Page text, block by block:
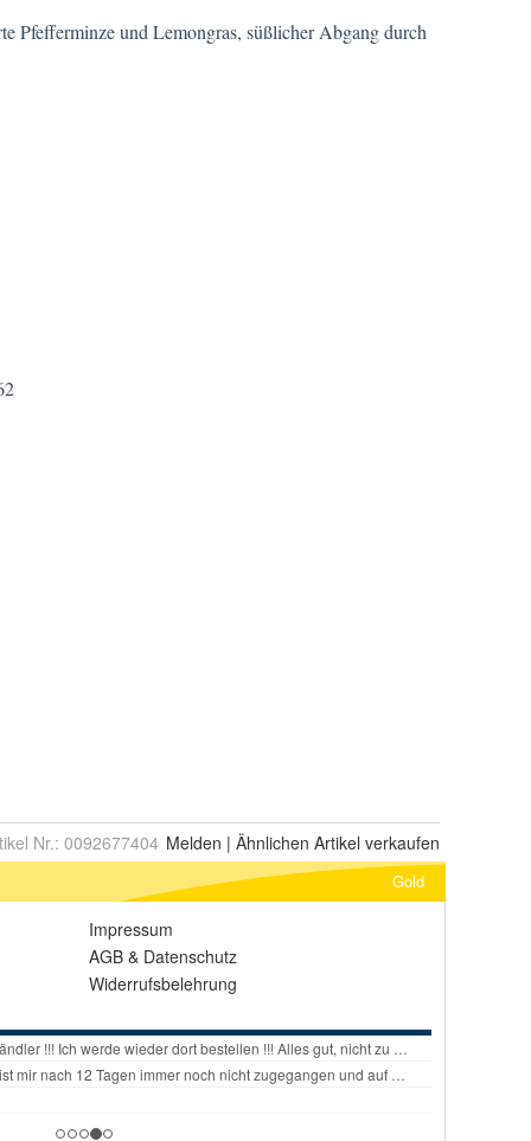
Nr.: 0092677404 Melden | Ähnlichen Artikel verkaufen
Gold
Impressum
AGB & Datenschutz
Widerrufsbelehrung